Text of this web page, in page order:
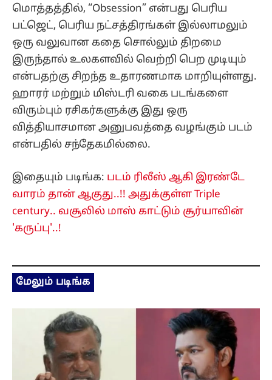
மொத்தத்தில், “Obsession” என்பது பெரிய
பட்ஜெட், பெரிய நட்சத்திரங்கள் இல்லாமலும்
ஒரு வலுவான கதை சொல்லும் திறமை
இருந்தால் உலகளவில் வெற்றி பெற முடியும்
என்பதற்கு சிறந்த உதாரணமாக மாறியுள்ளது.
ஹாரர் மற்றும் மிஸ்டரி வகை படங்களை
விரும்பும் ரசிகர்களுக்கு இது ஒரு
வித்தியாசமான அனுபவத்தை வழங்கும் படம்
என்பதில் சந்தேகமில்லை.
இதையும் படிங்க: படம் ரிலீஸ் ஆகி இரண்டே
வாரம் தான் ஆகுது..!! அதுக்குள்ள Triple
century.. வசூலில் மாஸ் காட்டும் சூர்யாவின்
'கருப்பு'..!
மேலும் படிங்க